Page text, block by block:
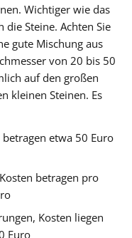
Wichtiger wie das
Steine. Achten Sie
gute Mischung aus
von 20 bis 50
auf den großen
kleinen Steinen. Es
etwa 50 Euro
betragen pro
Kosten liegen
Euro